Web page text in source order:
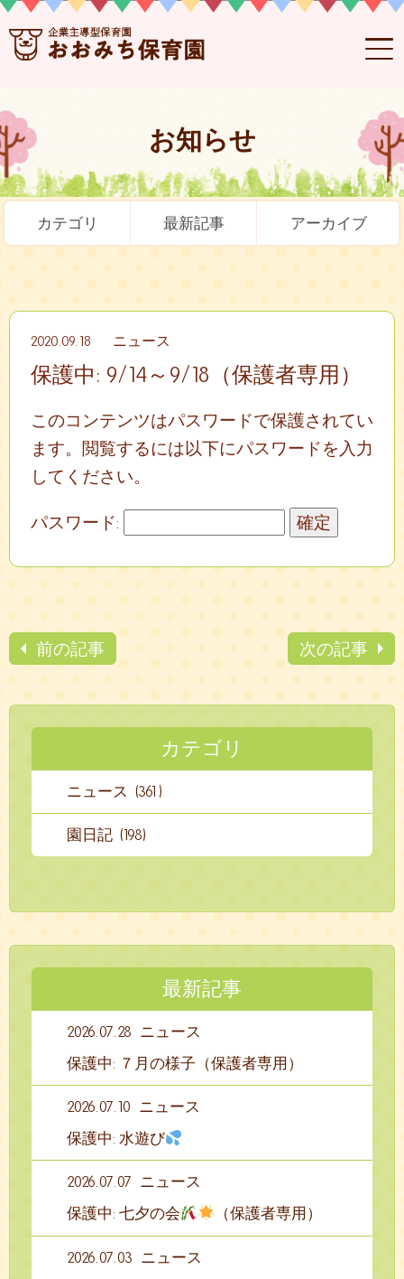
お知らせ
カテゴリ 最新記事 アーカイブ
2020.09.18 ニュース
保護中: 9/14～9/18（保護者専用）
このコンテンツはパスワードで保護されてい
ます。閲覧するには以下にパスワードを入力
してください。
パスワード:
前の記事 次の記事
カテゴリ
ニュース (361)
園日記 (198)
最新記事
2026.07.28
ニュース
保護中: ７月の様子（保護者専用）
2026.07.10
ニュース
保護中: 水遊び
2026.07.07
ニュース
保護中: 七夕の会
（保護者専用）
2026.07.03
ニュース